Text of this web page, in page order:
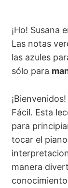
¡Ho! Susana
Las notas
las azules
sólo para
Fácil. Esta
para
tocar el
manera